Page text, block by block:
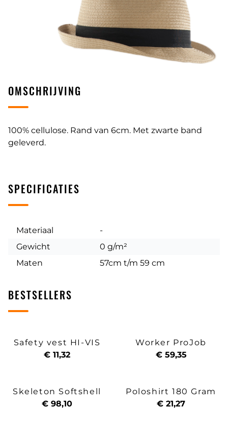
OMSCHRIJVING
100% cellulose. Rand van 6cm. Met zwarte band
geleverd.
SPECIFICATIES
Materiaal
-
Gewicht
0 g/m²
Maten
57cm t/m 59 cm
BESTSELLERS
Safety vest HI-VIS
€ 11,32
Worker ProJob
€ 59,35
Skeleton Softshell
€ 98,10
Poloshirt 180 Gram
€ 21,27